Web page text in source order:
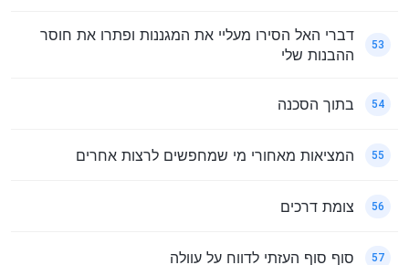
53
דברי האל הסירו מעליי את המגננות ופתרו את חוסר
ההבנות שלי
54 בתוך הסכנה
55 המציאות מאחורי מי שמחפשים לרצות אחרים
56 צומת דרכים
57 סוף סוף העזתי לדווח על עוולה